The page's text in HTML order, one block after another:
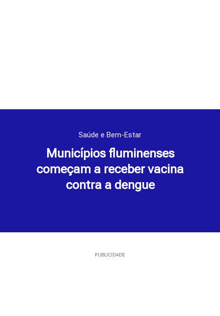
Saúde e Bem-Estar
Municípios fluminenses
começam a receber vacina
contra a dengue
PUBLICIDADE